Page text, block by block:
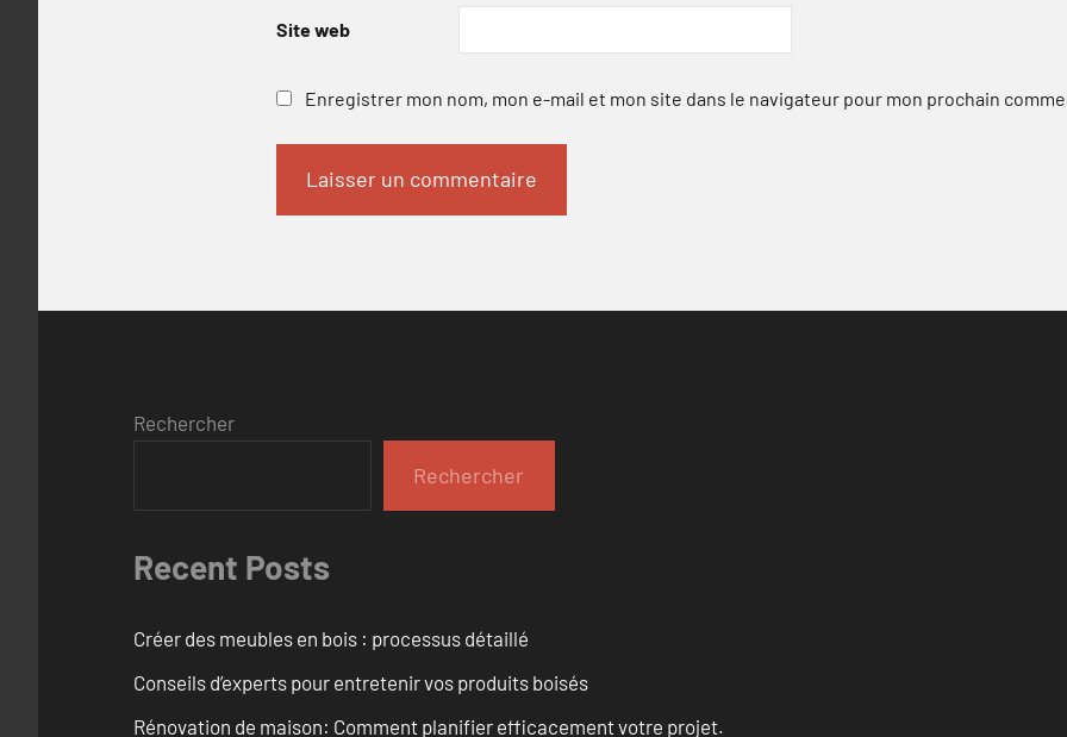
Site web
Enregistrer mon nom, mon e-mail et mon site dans le navigateur pour mon prochain
Rechercher
Rechercher
Recent Posts
Créer des meubles en bois : processus détaillé
Conseils d’experts pour entretenir vos produits boisés
Rénovation de maison: Comment planifier efficacement votre projet.